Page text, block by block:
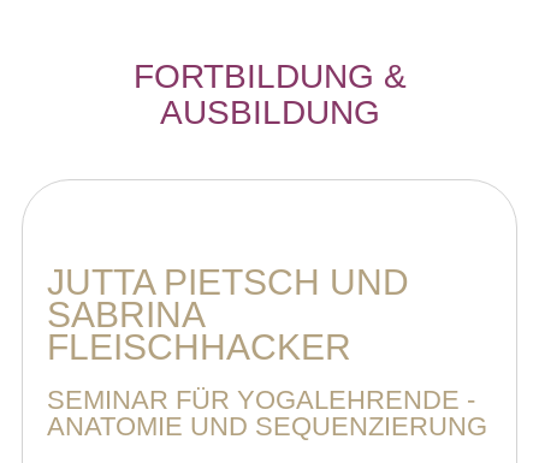
FORTBILDUNG &
AUSBILDUNG
JUTTA PIETSCH UND
SABRINA
FLEISCHHACKER
SEMINAR FÜR YOGALEHRENDE -
ANATOMIE UND SEQUENZIERUNG